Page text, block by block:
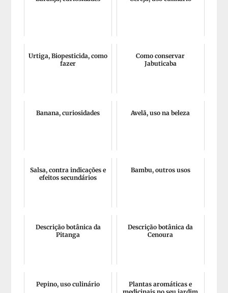
Urtiga, Biopesticida, como
fazer
Como conservar
Jabuticaba
Banana, curiosidades Avelã, uso na beleza
Salsa, contra indicações e
efeitos secundários
Bambu, outros usos
Descrição botânica da
Pitanga
Descrição botânica da
Cenoura
Pepino, uso culinário
Plantas aromáticas e